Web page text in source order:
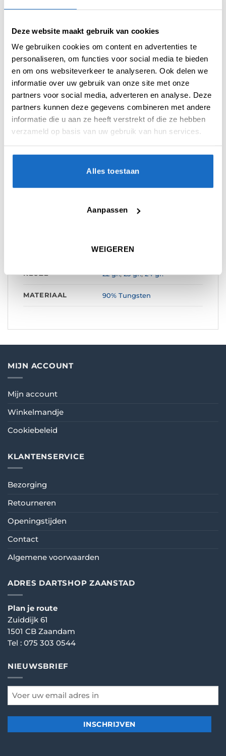
Deze website maakt gebruik van cookies
We gebruiken cookies om content en advertenties te
personaliseren, om functies voor social media te bieden
en om ons websiteverkeer te analyseren. Ook delen we
informatie over uw gebruik van onze site met onze
partners voor social media, adverteren en analyse. Deze
partners kunnen deze gegevens combineren met andere
informatie die u aan ze heeft verstrekt of die ze hebben
verzameld op basis van uw gebruik van hun services.
Alles toestaan
Aanpassen
WEIGEREN
Artikelnummer:variation-9703
Categorieën: Dartpijlen ,Michael van Gerwen Dartpijlen,Spelers
Dartpijlen, Winmau Dartpijlen,Winmau NEW
Tag:Michael van Gerwen
Merk: Winmau
KEUZE 22 gr.,23 gr.,24 gr.
MATERIAAL 90% Tungsten
MIJN ACCOUNT
Mijn account
Winkelmandje
Cookiebeleid
KLANTENSERVICE
Bezorging
Retourneren
Openingstijden
Contact
Algemene voorwaarden
ADRES DARTSHOP ZAANSTAD
Plan je route
Zuiddijk 61
1501 CB Zaandam
Tel : 075 303 0544
NIEUWSBRIEF
email
*